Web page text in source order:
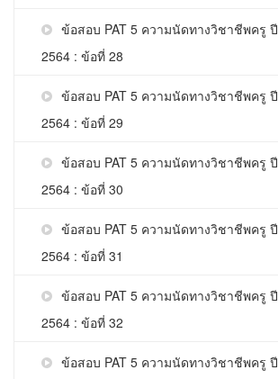
ข้อสอบ PAT 5 ความนัดทางวิชาชีพครู ปี
2564 : ข้อที่ 28
ข้อสอบ PAT 5 ความนัดทางวิชาชีพครู ปี
2564 : ข้อที่ 29
ข้อสอบ PAT 5 ความนัดทางวิชาชีพครู ปี
2564 : ข้อที่ 30
ข้อสอบ PAT 5 ความนัดทางวิชาชีพครู ปี
2564 : ข้อที่ 31
ข้อสอบ PAT 5 ความนัดทางวิชาชีพครู ปี
2564 : ข้อที่ 32
ข้อสอบ PAT 5 ความนัดทางวิชาชีพครู ปี